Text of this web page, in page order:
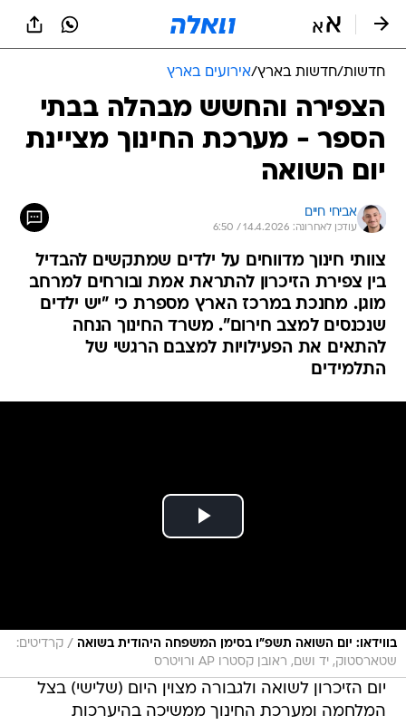
חדשות/חדשות בארץ/אירועים בארץ
הצפירה והחשש מבהלה בבתי
הספר - מערכת החינוך מציינת
יום השואה
אביחי חיים
עודכן לאחרונה: 14.4.2026 / 6:50
צוותי חינוך מדווחים על ילדים שמתקשים להבדיל
בין צפירת הזיכרון להתראת אמת ובורחים למרחב
מוגן. מחנכת במרכז הארץ מספרת כי "יש ילדים
שנכנסים למצב חירום". משרד החינוך הנחה
להתאים את הפעילויות למצבם הרגשי של
התלמידים
בווידאו: יום השואה תשפ"ו בסימן המשפחה היהודית בשואה / קרדיטים:
שטארסטוק, יד ושם, ראובן קסטרו AP ורויטרס
יום הזיכרון לשואה ולגבורה מצוין היום (שלישי) בצל
המלחמה ומערכת החינוך ממשיכה בהיערכות